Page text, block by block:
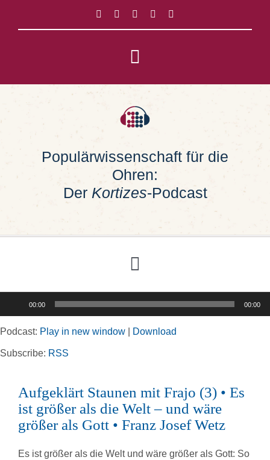
springen
Toggle
Navigation
Impressum
Populärwissenschaft für die
Ohren:
Der Kortizes-Podcast
Toggle
Navigation
Rubriken
Kortizes Website
00:00 00:00
Podcast: Play in new window Download
Subscribe: RSS
Aufgeklärt Staunen mit Frajo (3) • Es
ist größer als die Welt – und wäre
größer als Gott • Franz Josef Wetz
Es ist größer als die Welt und wäre größer als Gott: So